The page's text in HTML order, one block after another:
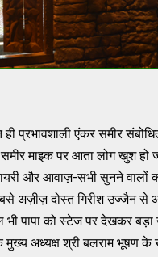
ही प्रभावशाली एंकर समीर
समीर माइक पर आता लोग खुश
और आवाज़-सभी सुनने वालों
अज़ीज़ दोस्त गिरीश उज्जैन से
पापा को स्टेज पर देखकर
मुख्य अध्यक्ष श्री बलराम भूषण